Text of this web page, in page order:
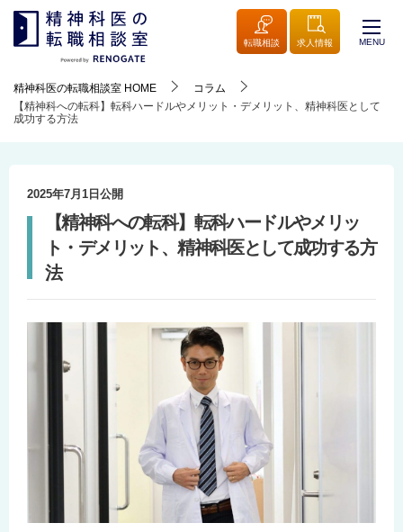
転職相談 求人情報 MENU
精神科医の転職相談室 HOME
コラム
【精神科への転科】転科ハードルやメリット・デメリット、精神科医として
成功する方法
2025年7月1日 公開
【精神科への転科】転科ハードルやメリッ
ト・デメリット、精神科医として成功する方
法